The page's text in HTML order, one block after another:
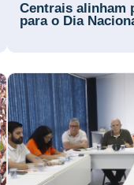
Centrais alinham
para o Dia